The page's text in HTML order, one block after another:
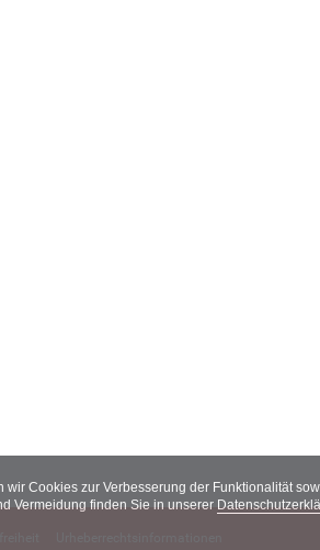
Cookies zur Verbesserung der Funktionalität
Vermeidung finden Sie in unserer